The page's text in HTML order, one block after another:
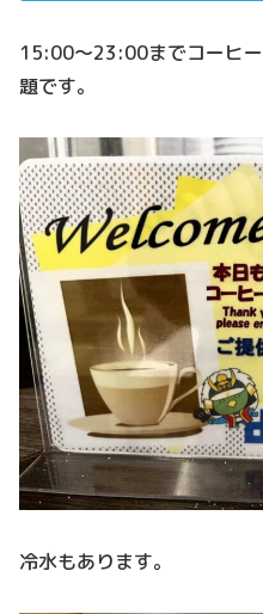
15:00～23:00までコーヒ
題です。
冷水もあります。